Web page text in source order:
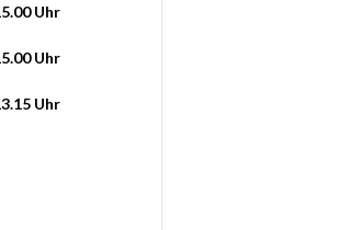
Uhr
Uhr
Uhr